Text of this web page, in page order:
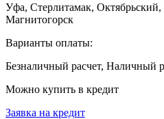
Уфа, Стерлитамак,
Магнитогорск
Варианты оплаты:
Безналичный расчет, Наличный
Можно купить в кредит
Заявка на кредит